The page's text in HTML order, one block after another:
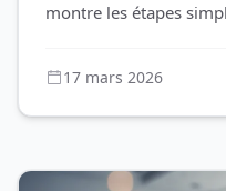
montre les étapes
17 mars 2026